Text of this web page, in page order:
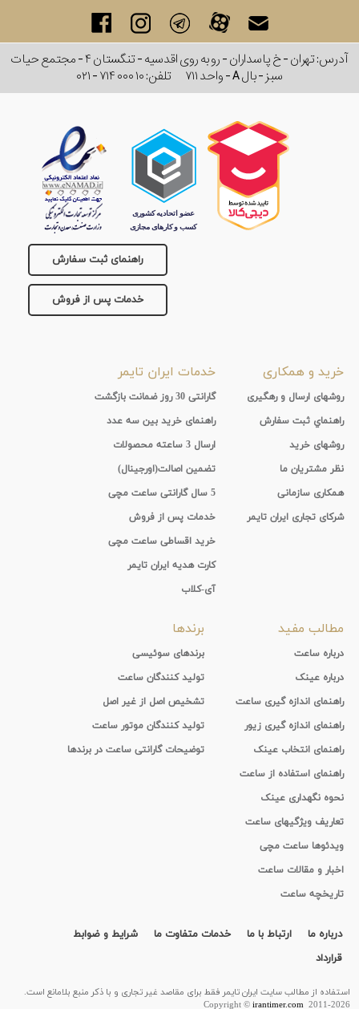
ساعت
بند
آدرس: تهران - خ پاسداران - رو به روی اقدسیه - تنگستان ۴ - مجتمع حیات
سبز - بال A - واحد ۷۱۱
تلفن:۰۲۱ - ۷۱۴ ۰۰۰ ۱۰
راهنمای ثبت سفارش
خدمات پس از فروش
خرید و همکاری
روشهای ارسال و رهگیری
راهنماي ثبت سفارش
روشهای خرید
نظر مشتریان ما
همکاری سازمانی
شرکای تجاری ایران تایمر
خدمات ایران تایمر
گارانتی 30 روز ضمانت بازگشت
راهنمای خرید بین سه عدد
ارسال 3 ساعته محصولات
تضمین اصالت(اورجینال)
5 سال گارانتی ساعت مچی
خدمات پس از فروش
خرید اقساطی ساعت مچی
کارت هدیه ایران تایمر
آی-کلاب
مطالب مفید
درباره ساعت
درباره عینک
راهنمای اندازه گیری ساعت
راهنمای اندازه گیری زیور
راهنمای انتخاب عینک
راهنمای استفاده از ساعت
نحوه نگهداری عینک
تعاریف ویژگیهای ساعت
ویدئوها ساعت مچی
اخبار و مقالات ساعت
تاریخچه ساعت
برندها
برندهای سوئیسی
تولید کنندگان ساعت
تشخیص اصل از غیر اصل
تولید کنندگان موتور ساعت
توضیحات گارانتی ساعت در برندها
درباره ما ارتباط با ما خدمات متفاوت ما
شرایط و ضوابط
قرارداد
استفاده از مطالب سايت ایران تایمر فقط برای مقاصد غیر تجاری و با ذکر منبع بلامانع است.
Copyright ©irantimer.com2011-2026